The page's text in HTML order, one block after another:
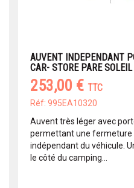
AUVENT INDEPENDANT
CAR- STORE PARE
253,00 € TTC
Réf: 995EA10320
Auvent très léger avec
permettant une fermeture
indépendant du véhicule.
le côté du camping...